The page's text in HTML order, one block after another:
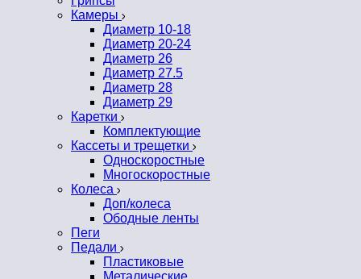
Камеры
Диаметр 10-18
Диаметр 20-24
Диаметр 26
Диаметр 27.5
Диаметр 28
Диаметр 29
Каретки
Комплектующие
Кассеты и трещетки
Односкоростные
Многоскоростные
Колеса
Доп/колеса
Ободные ленты
Пеги
Педали
Пластиковые
Металические